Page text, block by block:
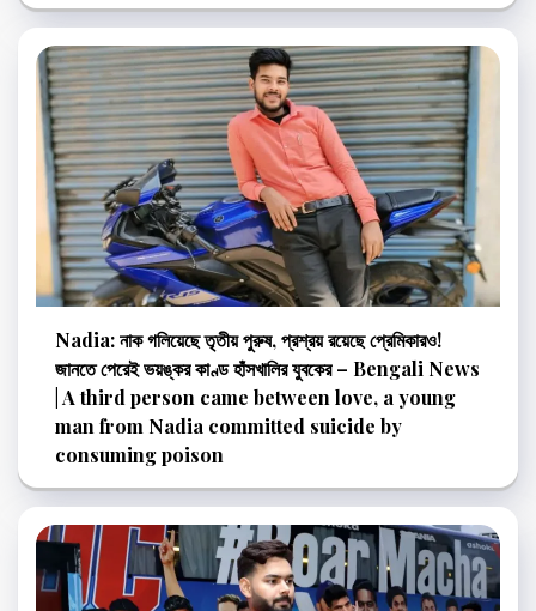
Nadia: নাক গলিয়েছে তৃতীয় পুরুষ, প্রশ্রয় রয়েছে প্রেমিকারও!
জানতে পেরেই ভয়ঙ্কর কাণ্ড হাঁসখালির যুবকের – Bengali News
| A third person came between love, a young
man from Nadia committed suicide by
consuming poison